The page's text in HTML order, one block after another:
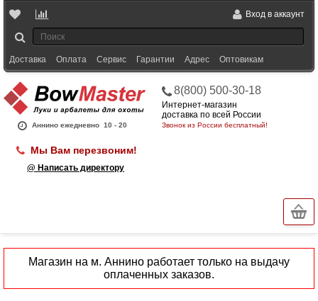
Вход в аккаунт
Доставка Оплата Сервис Гарантии Адрес Оптовикам
Аннино ежедневно 10 - 20
8(800) 500-30-18
Интернет-магазин
доставка по всей России
Звонок из России бесплатный!
Мы Вам перезвоним!
@ Написать директору
Магазин на м. Аннино работает только на выдачу
оплаченных заказов.